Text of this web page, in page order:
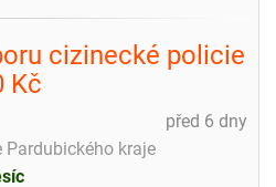
cizinecké policie
Kč
před 6 dny
kraje